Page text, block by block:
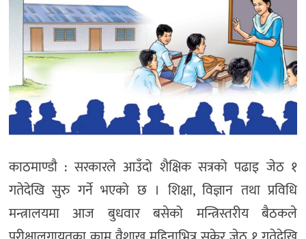
काठमाण्डाै : सरकारले आउँदो शैक्षिक सत्रको पढाइ जेठ १
गतेदेखि सुरु गर्ने भएको छ । शिक्षा, विज्ञान तथा प्रविधि
मन्त्रालयमा आज बुधवार बसेको मन्त्रिस्तरीय बैठकले